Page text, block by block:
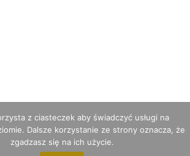
z ciasteczek aby świadczyć usługi na
Dalsze korzystanie ze strony oznacza, że
zgadzasz się na ich użycie.